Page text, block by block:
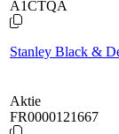
A1CTQA
Stanley Black &
Aktie
FR0000121667